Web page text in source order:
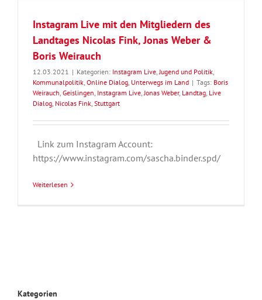
Instagram Live mit den Mitgliedern des
Landtages Nicolas Fink, Jonas Weber &
Boris Weirauch
12.03.2021 | Kategorien: Instagram Live,Jugend und Politik,
Kommunalpolitik, Online Dialog, Unterwegs im Land | Tags: Boris
Weirauch, Geislingen, Instagram Live,Jonas Weber, Landtag, Live
Dialog, Nicolas Fink, Stuttgart
Link zum Instagram Account:
https://www.instagram.com/sascha.binder.spd/
Weiterlesen
Kategorien